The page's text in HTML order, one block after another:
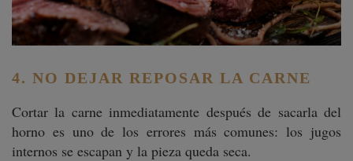
4. NO DEJAR REPOSAR LA CARNE
Cortar la carne inmediatamente después de sacarla del
horno es uno de los errores más comunes: los jugos
internos se escapan y la pieza queda seca.